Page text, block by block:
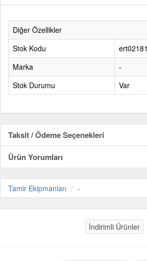
Diğer Özellikler
Stok Kodu
ert02181
Marka
-
Stok Durumu
Var
Taksit / Ödeme Seçenekleri
Ürün Yorumları
Tamir Ekipmanları -
İndirimli Ürünler